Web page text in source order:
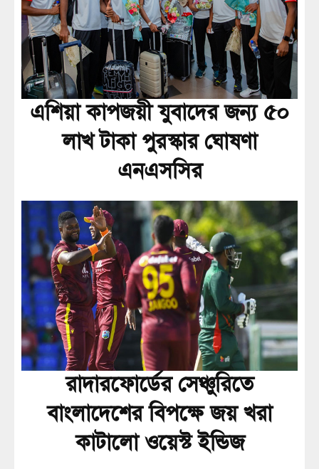
এশিয়া কাপজয়ী যুবাদের জন্য ৫০
লাখ টাকা পুরস্কার ঘোষণা
এনএসসির
রাদারফোর্ডের সেঞ্চুরিতে
বাংলাদেশের বিপক্ষে জয় খরা
কাটালো ওয়েস্ট ইন্ডিজ